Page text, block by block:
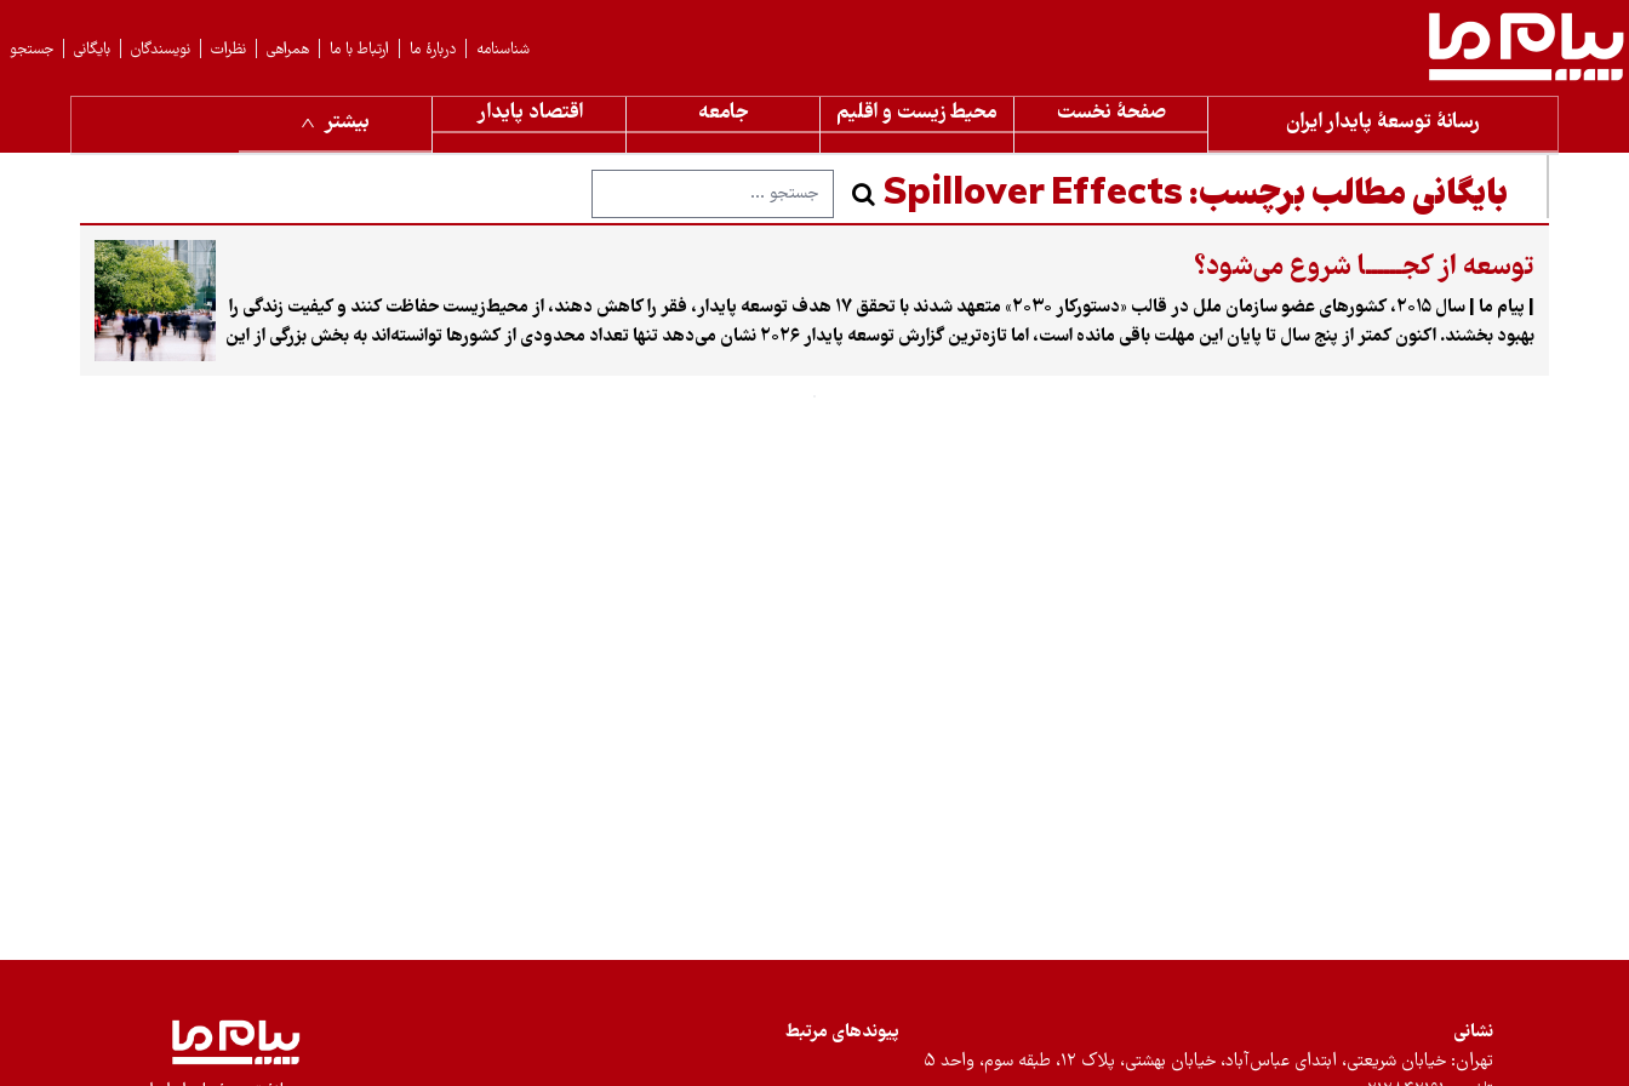
جستجو بایگانی نویسندگان نظرات همراهی ارتباط با ما دربارهٔ ما شناسنامه
رسانۀ توسعۀ پایدار ایران صفحۀ نخست محیط زیست و اقلیم جامعه اقتصاد پایدار بیشتر
بایگانی مطالب برچسب:Spillover Effects
توسعه از کجــــــا شروع می‌شود؟
| پیام ما | سال ۲۰۱۵، کشورهای عضو سازمان ملل در قالب «دستورکار ۲۰۳۰» متعهد شدند با تحقق ۱۷ هدف توسعه پایدار، فقر را کاهش دهند، از محیط‌زیست حفاظت کنند و کیفیت زندگی را
بهبود بخشند. اکنون کمتر از پنج سال تا پایان این مهلت باقی مانده است، اما تازه‌ترین گزارش توسعه پایدار ۲۰۲۶ نشان می‌دهد تنها تعداد محدودی از کشورها توانسته‌اند به بخش بزرگی از این
نشانی
تهران: خیابان شریعتی، ابتدای عباس‌آباد، خیابان بهشتی، پلاک ۱۲، طبقه سوم، واحد ۵
پیوندهای مرتبط